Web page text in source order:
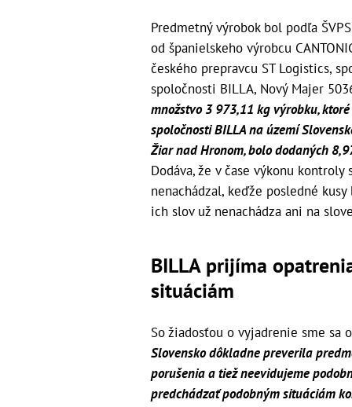
Predmetný výrobok bol podľa
od španielskeho výrobcu
českého prepravcu ST Logistics,
spoločnosti BILLA, Nový Majer
množstvo 3 973,11 kg výrobku,
spoločnosti BILLA na území
Žiar nad Hronom, bolo dodaných
Dodáva, že v čase výkonu
nenachádzal, keďže posledné
ich slov už nenachádza ani na
BILLA prijíma
situáciám
So žiadosťou o vyjadrenie sme
Slovensko dôkladne preverila
porušenia a tiež neevidujeme
predchádzať podobným situáciám